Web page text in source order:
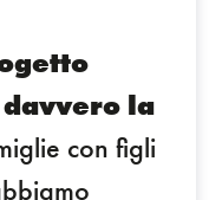
davvero la
con figli